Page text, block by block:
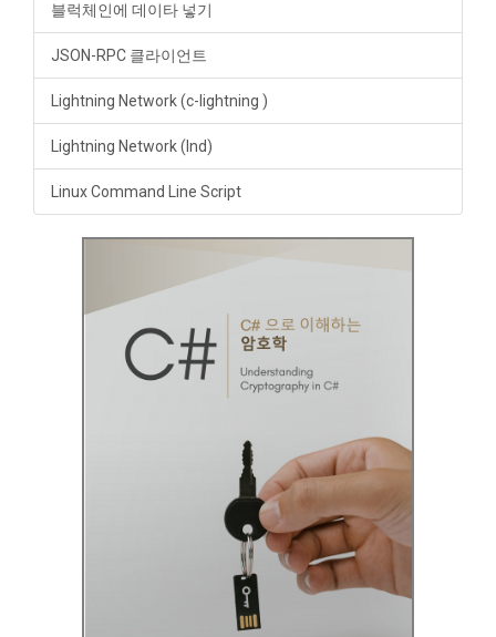
블럭체인에 데이타 넣기
JSON-RPC 클라이언트
Lightning Network (c-lightning )
Lightning Network (lnd)
Linux Command Line Script